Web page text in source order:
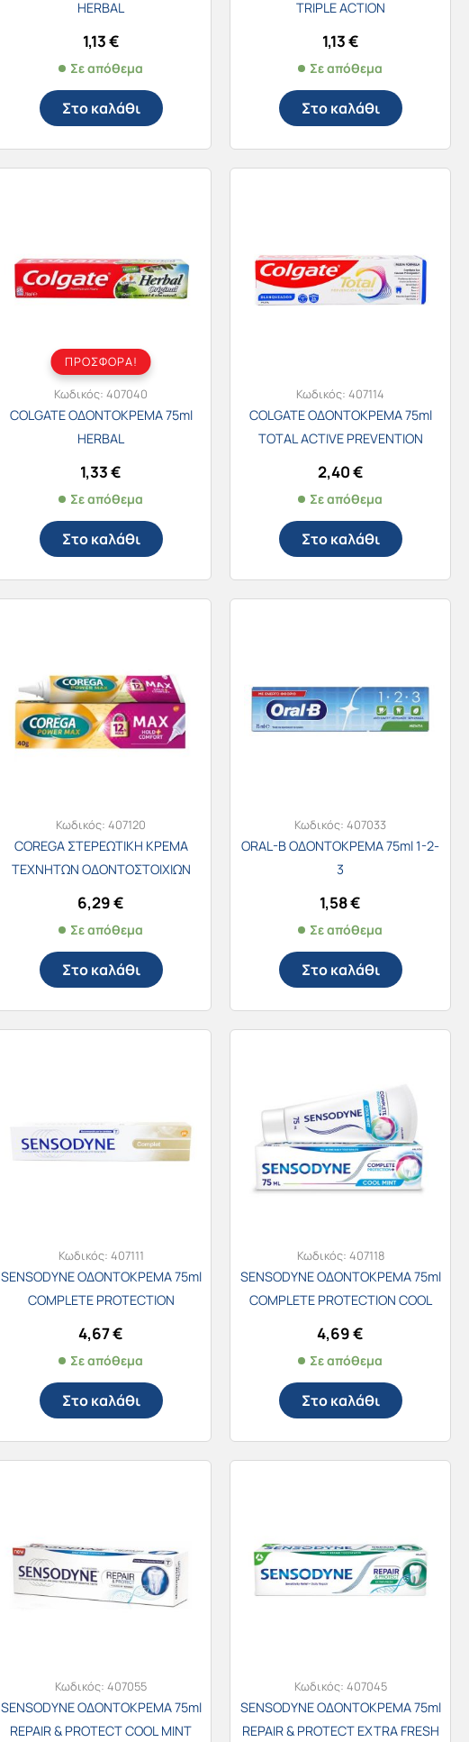
HERBAL
1,13€
Σε απόθεμα
Στο καλάθι
TRIPLE ACTION
1,13€
Σε απόθεμα
Στο καλάθι
ΠΡΟΣΦΟΡΑ!
Κωδικός:407040
COLGATE ΟΔΟΝΤΟΚΡΕΜΑ 75ml
HERBAL
1,33€
Σε απόθεμα
Στο καλάθι
Κωδικός:407114
COLGATE ΟΔΟΝΤΟΚΡΕΜΑ 75ml
TOTAL ACTIVE PREVENTION
2,40€
Σε απόθεμα
Στο καλάθι
Κωδικός:407120
COREGA ΣΤΕΡΕΩΤΙΚΗ ΚΡΕΜΑ
ΤΕΧΝΗΤΩΝ ΟΔΟΝΤΟΣΤΟΙΧΙΩΝ
6,29€
Σε απόθεμα
Στο καλάθι
Κωδικός:407033
ORAL-B ΟΔΟΝΤΟΚΡΕΜΑ 75ml 1-2-
3
1,58€
Σε απόθεμα
Στο καλάθι
Κωδικός: 407111
SENSODYNE ΟΔΟΝΤΟΚΡΕΜΑ 75ml
COMPLETE PROTECTION
4,67€
Σε απόθεμα
Στο καλάθι
Κωδικός: 407118
SENSODYNE ΟΔΟΝΤΟΚΡΕΜΑ 75ml
COMPLETE PROTECTION COOL
4,69€
Σε απόθεμα
Στο καλάθι
Κωδικός:407055
SENSODYNE ΟΔΟΝΤΟΚΡΕΜΑ 75ml
REPAIR & PROTECT COOL MINT
Κωδικός: 407045
SENSODYNE ΟΔΟΝΤΟΚΡΕΜΑ 75ml
REPAIR & PROTECT EXTRA FRESH